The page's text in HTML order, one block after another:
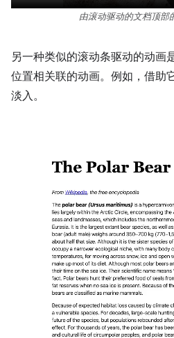
由滚动驱动的文档顶部
另一种类似的滚动条驱动的动画
位置相关联的动画。例如，借助
淡入。